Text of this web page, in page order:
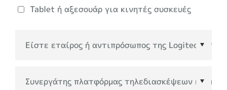
Tablet ή αξεσουάρ για κινητές συσκευές